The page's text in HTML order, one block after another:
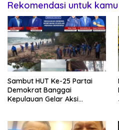
Rekomendasi untuk kamu
Sambut HUT Ke-25 Partai
Demokrat Banggai
Kepulauan Gelar Aksi